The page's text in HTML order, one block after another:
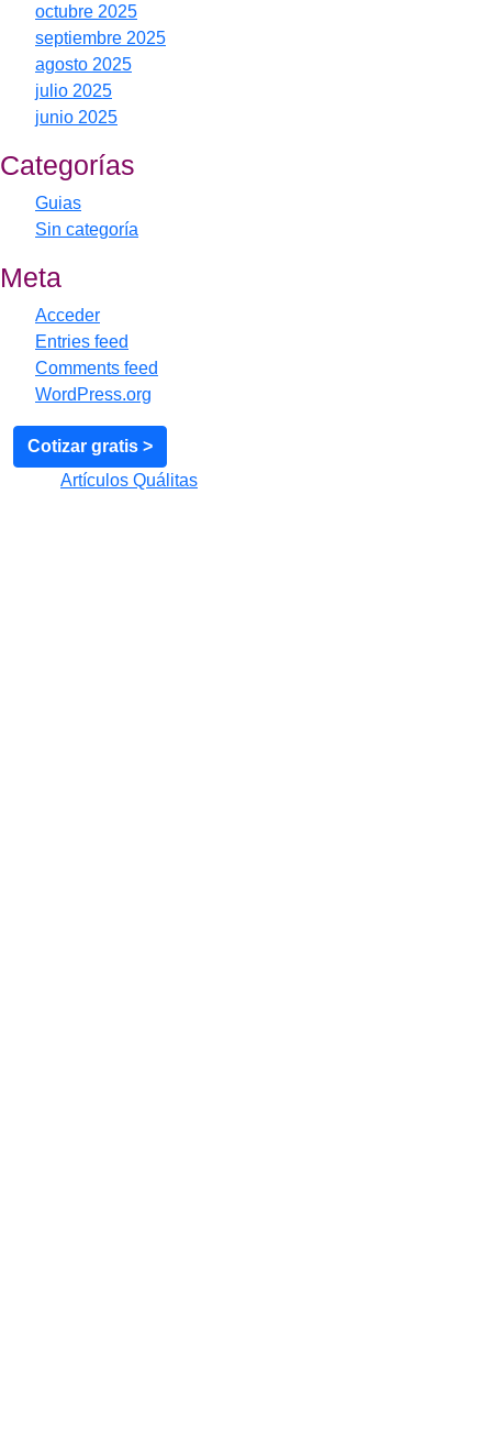
octubre 2025
septiembre 2025
agosto 2025
julio 2025
junio 2025
Categorías
Guias
Sin categoría
Meta
Acceder
Entries feed
Comments feed
WordPress.org
Cotizar gratis >
Artículos Quálitas